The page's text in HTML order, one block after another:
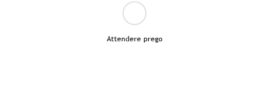
Attendere prego